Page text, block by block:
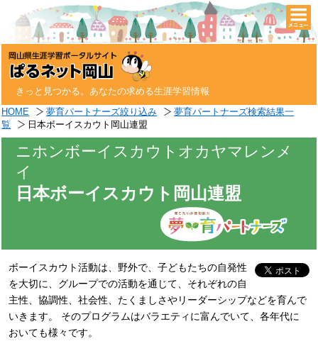
きっと見つかる。あなたの求める生涯学習情報
HOME 夢育パートナーズ絞り込み
夢育パートナーズ検索結果一
覧
日本ボーイスカウト岡山連盟
ニホンボーイスカウトオカヤマレンメ
イ
日本ボーイスカウト岡山連盟
ボーイスカウト活動は、野外で、子どもたちの自発性
を大切に、グループでの活動を通じて、それぞれの自
主性、協調性、社会性、たくましさやリーダーシップなどを育んで
いきます。 そのプログラムはバラエティに富んでいて、各年代に
おいても様々です。